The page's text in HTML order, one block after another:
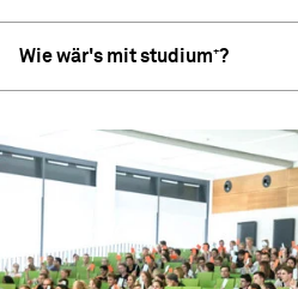
Wie wär's mit studium⁺?